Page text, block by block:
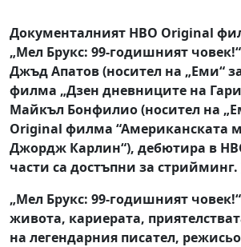
Документалният HBO Original
„Мел Брукс: 99-годишният
Джъд Апатов (носител на „Еми“
филма „Дзен дневниците на
Майкъл Бонфилио (носител на
Original филма “Американската
Джордж Карлин“), дебютира в
части са достъпни за стрийминг.
„Мел Брукс: 99-годишният
живота, кариерата,
на легендарния писател,